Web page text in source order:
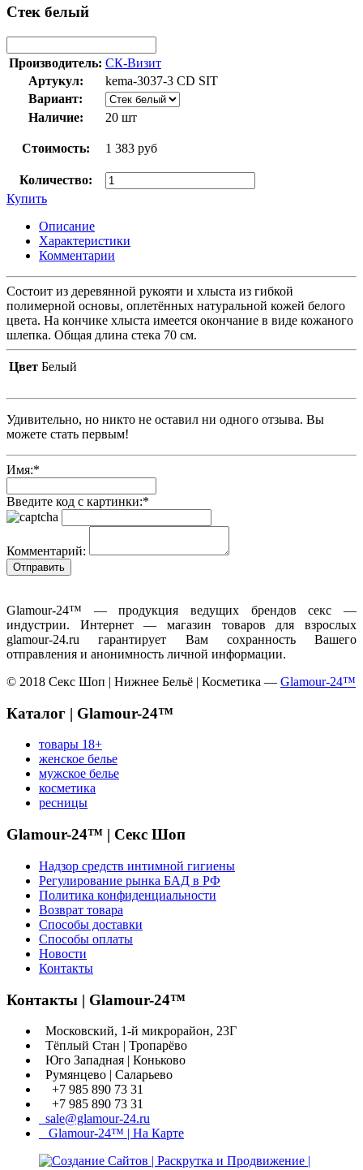
Стек белый
Производитель: СК-Визит
Артукул:
kema-3037-3 CD SIT
Вариант:
Наличие:
20 шт
Стоимость: 1 383 руб
Количество:
Купить
Описание
Характеристики
Комментарии
Состоит из деревянной рукояти и хлыста из гибкой
полимерной основы, оплетённых натуральной кожей белого
цвета. На кончике хлыста имеется окончание в виде кожаного
шлепка. Общая длина стека 70 см.
Цвет Белый
Удивительно, но никто не оставил ни одного отзыва. Вы
можете стать первым!
Имя:*
Введите код с картинки:*
Комментарий:
Glamour-24™ — продукция ведущих брендов секс —
индустрии. Интернет — магазин товаров для взрослых
glamour-24.ru гарантирует Вам сохранность Вашего
отправления и анонимность личной информации.
© 2018 Секс Шоп | Нижнее Бельё | Косметика — Glamour-24™
Каталог | Glamour-24™
товары 18+
женское белье
мужское белье
косметика
ресницы
Glamour-24™ | Секс Шоп
Надзор средств интимной гигиены
Регулирование рынка БАД в РФ
Политика конфиденциальности
Возврат товара
Способы доставки
Способы оплаты
Новости
Контакты
Контакты | Glamour-24™
Московский, 1-й микрорайон, 23Г
Тёплый Стан | Тропарёво
Юго Западная | Коньково
Румянцево | Саларьево
+7 985 890 73 31
+7 985 890 73 31
sale@glamour-24.ru
Glamour-24™ | На Карте